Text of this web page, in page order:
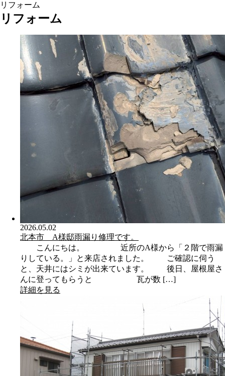
リフォーム
リフォーム
2026.05.02
北本市 A様邸雨漏り修理です。
こんにちは。 近所のA様から「２階で雨漏
りしている。」と来店されました。 ご確認に伺う
と、天井にはシミが出来ています。 後日、屋根屋さ
んに登ってもらうと 瓦が数 […]
詳細を見る